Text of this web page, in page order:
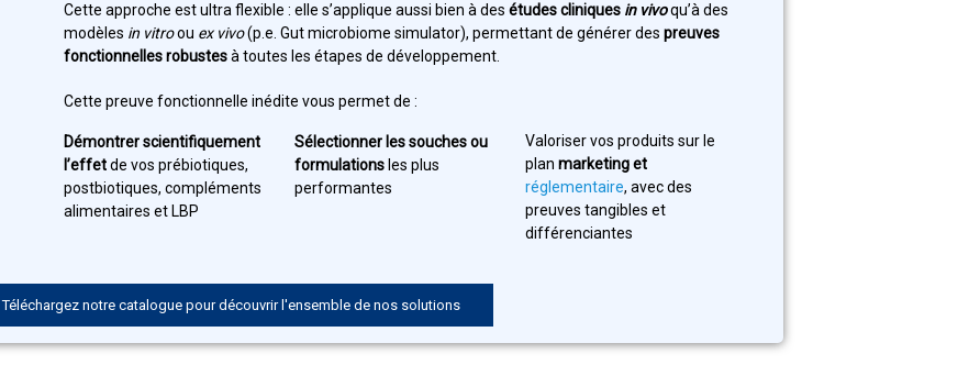
Cette approche est ultra flexible : elle s’applique aussi bien à des études cliniquesin vivo qu’à des
modèles in vitroou ex vivo(p.e. Gut microbiome simulator), permettant de générer des preuves
fonctionnelles robustesà toutes les étapes de développement.
Cette preuve fonctionnelle inédite vous permet de :
Démontrer scientifiquement
l’effetde vos prébiotiques,
postbiotiques, compléments
alimentaires et LBP
Sélectionner les souches ou
formulationsles plus
performantes
Valoriser vos produits sur le
plan marketing et
réglementaire, avec des
preuves tangibles et
différenciantes
Téléchargez notre catalogue pour découvrir l'ensemble de nos solutions